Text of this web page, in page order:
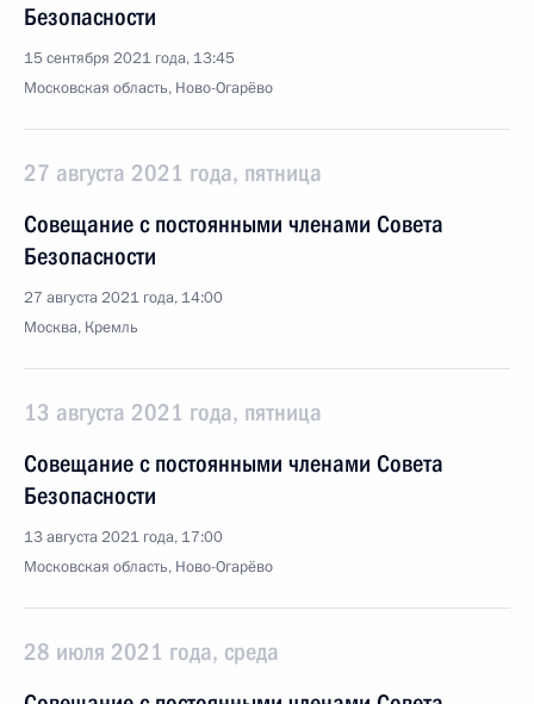
Безопасности
15 сентября 2021 года, 13:45
Московская область, Ново-Огарёво
27 августа 2021 года, пятница
Совещание с постоянными членами Совета
Безопасности
27 августа 2021 года, 14:00
Москва, Кремль
13 августа 2021 года, пятница
Совещание с постоянными членами Совета
Безопасности
13 августа 2021 года, 17:00
Московская область, Ново-Огарёво
28 июля 2021 года, среда